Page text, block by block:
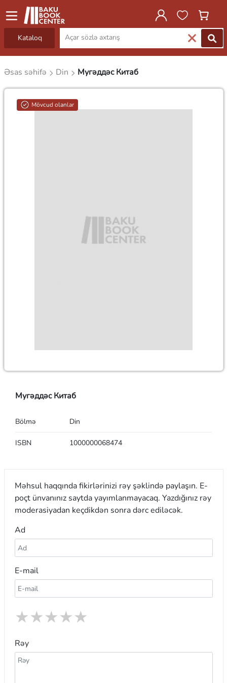
Kataloq
Əsas səhifə Din Мугəддəc Китаб
Mövcud olanlar
Мугəддəc Китаб
Bölmə Din
ISBN 1000000068474
Məhsul haqqında fikirlərinizi rəy şəklində paylaşın. E-
poçt ünvanınız saytda yayımlanmayacaq. Yazdığınız rəy
moderasiyadan keçdikdən sonra dərc ediləcək.
Ad
E-mail
★
★
★
★
★
Rəy